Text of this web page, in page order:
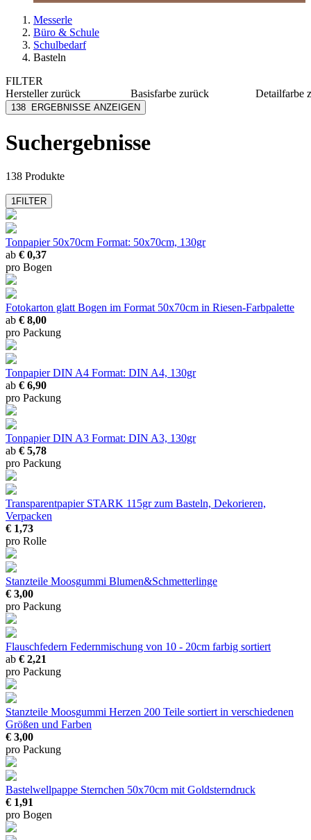
Messerle
Büro & Schule
Schulbedarf
Basteln
FILTER
Herstellerzurück
Avery Zweckform
Edition Dürer
EU-RO
mehr anzeigen
Basisfarbe zurück
Detailfarbe
138 ERGEBNISSE ANZEIGEN
Suchergebnisse
138 Produkte
1FILTER
Tonpapier 50x70cm Format: 50x70cm, 130gr
ab € 0,37
pro Bogen
Fotokarton glatt Bogen im Format 50x70cm in Riesen-Farbpalette
ab € 8,00
pro Packung
Tonpapier DIN A4 Format: DIN A4, 130gr
ab € 6,90
pro Packung
Tonpapier DIN A3 Format: DIN A3, 130gr
ab € 5,78
pro Packung
Transparentpapier STARK 115gr zum Basteln, Dekorieren,
Verpacken
€ 1,73
pro Rolle
Stanzteile Moosgummi Blumen&Schmetterlinge
€ 3,00
pro Packung
Flauschfedern Federnmischung von 10 - 20cm farbig sortiert
ab € 2,21
pro Packung
Stanzteile Moosgummi Herzen 200 Teile sortiert in verschiedenen
Größen und Farben
€ 3,00
pro Packung
Bastelwellpappe Sternchen 50x70cm mit Goldsterndruck
€ 1,91
pro Bogen